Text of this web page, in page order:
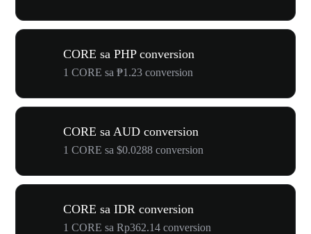
CORE sa PHP conversion
1 CORE sa ₱1.23 conversion
CORE sa AUD conversion
1 CORE sa $0.0288 conversion
CORE sa IDR conversion
1 CORE sa Rp362.14 conversion